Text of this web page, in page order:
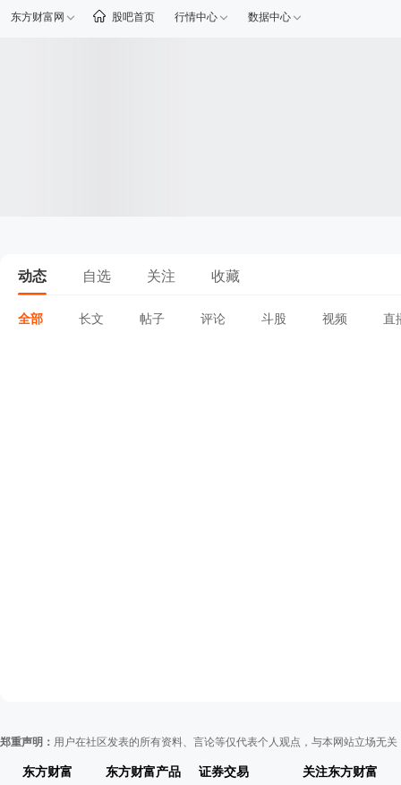
东方财富网 股吧首页 行情中心 数据中心
动态 自选 关注 收藏
全部 长文 帖子 评论 斗股 视频 直
郑重声明： 用户在社区发表的所有资料、言论等仅代表个人观点，与本网站立场无
东方财富 东方财富产品 证券交易 关注东方财富